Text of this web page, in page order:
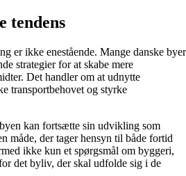
tendens
er ikke enestående. Mange danske byer
strategier for at skabe mere
Det handler om at udnytte
transportbehovet og styrke
kan fortsætte sin udvikling som
måde, der tager hensyn til både fortid
ikke kun et spørgsmål om byggeri,
det byliv, der skal udfolde sig i de